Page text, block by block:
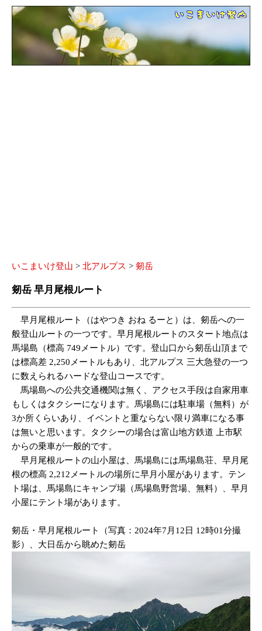
いこまいけ登山 > 北アルプス > 剱岳
剱岳 早月尾根ルート
早月尾根ルート（はやつき おね るーと）は、剱岳への一
般登山ルートの一つです。早月尾根ルートのスタート地点は
馬場島（標高 749メートル）です。登山口から剱岳山頂まで
は標高差 2,250メートルもあり、北アルプス 三大急登の一つ
に数えられるハードな登山コースです。
馬場島への公共交通機関は無く、アクセス手段は自家用車
もしくはタクシーになります。馬場島には駐車場（無料）が
3か所くらいあり、イベントと重ならない限り満車になる事
は無いと思います。タクシーの場合は富山地方鉄道 上市駅
からの乗車が一般的です。
早月尾根ルートの山小屋は、馬場島には馬場島荘、早月尾
根の標高 2,212メートルの場所に早月小屋があります。テン
ト場は、馬場島にキャンプ場（馬場島野営場、無料）、早月
小屋にテント場があります。
剱岳・早月尾根ルート（写真：2024年7月12日 12時01分撮
影）、大日岳から眺めた剱岳